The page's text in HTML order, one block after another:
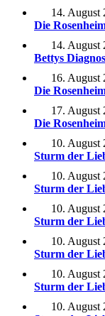
14. August
Die
14. August
Bettys
16. August
Die
17. August
Die
10. August
Sturm der
10. August
Sturm der
10. August
Sturm der
10. August
Sturm der
10. August
Sturm der
10. August